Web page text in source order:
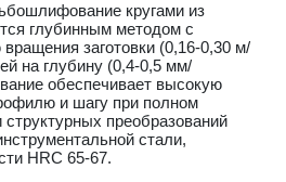
кругами из
глубинным методом с
заготовки (0,16-0,30 м/
на глубину (0,4-0,5 мм/
обеспечивает высокую
и шагу при полном
структурных преобразований
стали,
HRC 65-67.